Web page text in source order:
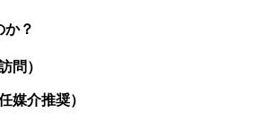
か？
問）
媒介推奨）